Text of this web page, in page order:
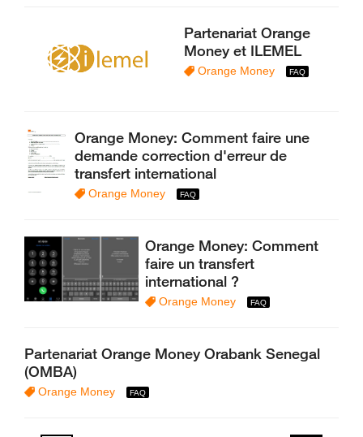
Partenariat Orange
Money et ILEMEL
Orange Money
Orange Money: Comment faire une
demande correction d'erreur de
transfert international
Orange Money
Orange Money: Comment
faire un transfert
international ?
Orange Money
Partenariat Orange Money Orabank Senegal
(OMBA)
Orange Money